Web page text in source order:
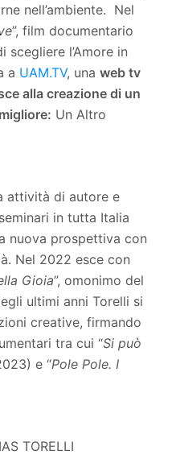
nell’ambiente. Nel
”, film documentario
scegliere l’Amore in
a UAM.TV, una web tv
alla creazione di un
Un Altro
attività di autore e
in tutta Italia
nuova prospettiva con
Nel 2022 esce con
Gioia”, omonimo del
ultimi anni Torelli si
creative, firmando
tra cui “Si può
e “Pole Pole. I
TORELLI